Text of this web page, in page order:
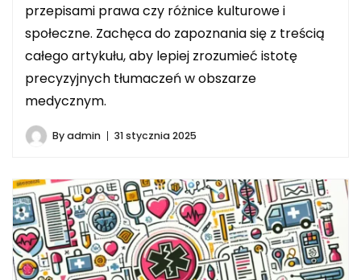
przepisami prawa czy różnice kulturowe i
społeczne. Zachęca do zapoznania się z treścią
całego artykułu, aby lepiej zrozumieć istotę
precyzyjnych tłumaczeń w obszarze
medycznym.
Byadmin 31 stycznia 2025